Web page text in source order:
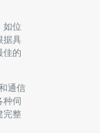
如位
据具
佳的
通信
种伺
完整